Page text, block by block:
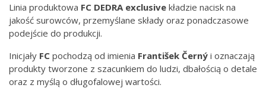
Linia produktowa FC DEDRA exclusive kładzie nacisk na
jakość surowców, przemyślane składy oraz ponadczasowe
podejście do produkcji.
Inicjały FC pochodzą od imienia František Černý i oznaczają
produkty tworzone z szacunkiem do ludzi, dbałością o detale
oraz z myślą o długofalowej wartości.